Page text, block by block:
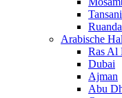
Ruanda
Arabische
Ras Al
Dubai
Ajman
Abu